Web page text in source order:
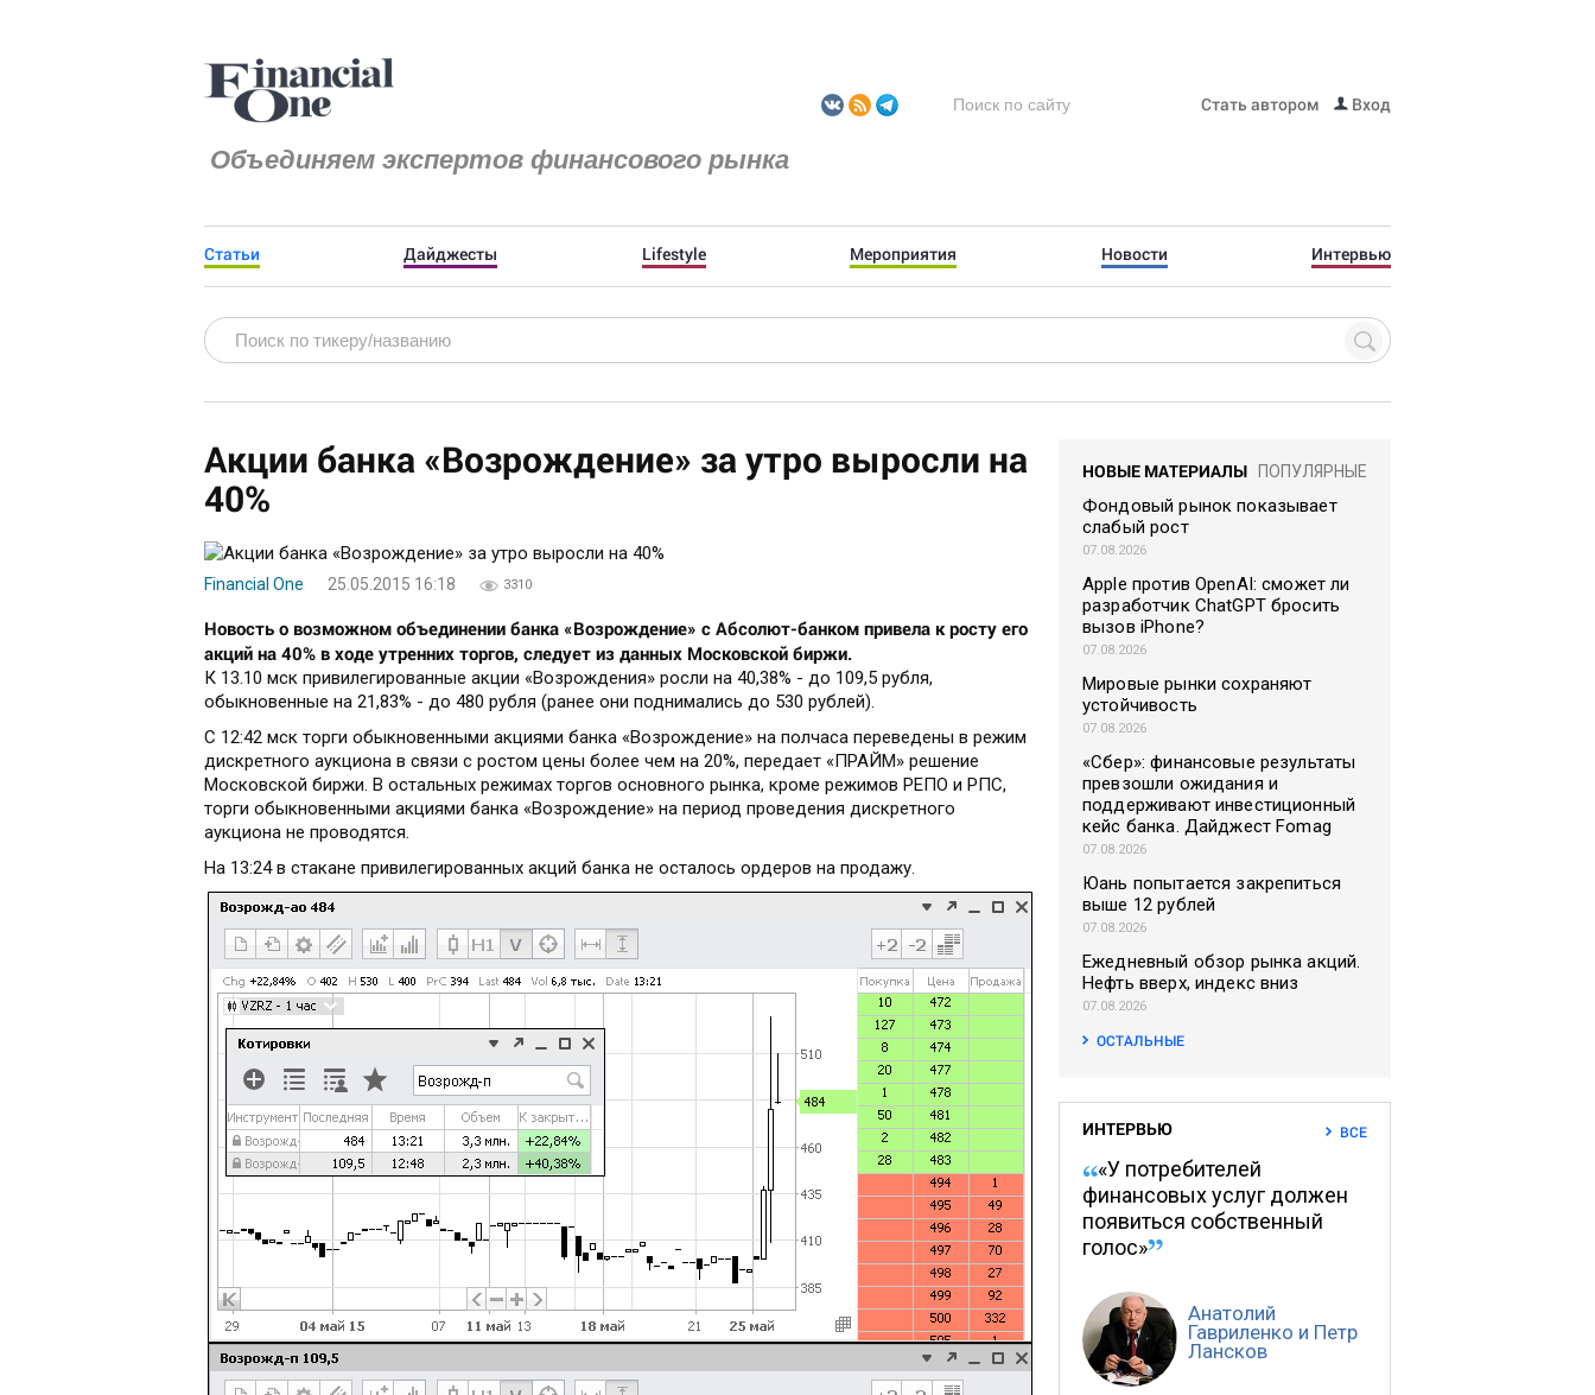
Объединяем экспертов финансового рынка
Стать автором Вход
Статьи Дайджесты Lifestyle Мероприятия Новости Интервью
Акции банка «Возрождение» за утро выросли на
40%
Financial One 25.05.2015 16:18 3310
Новость о возможном объединении банка «Возрождение» с Абсолют-банком привела к росту его
акций на 40% в ходе утренних торгов, следует из данных Московской биржи.
К 13.10 мск привилегированные акции «Возрождения» росли на 40,38% - до 109,5 рубля,
обыкновенные на 21,83% - до 480 рубля (ранее они поднимались до 530 рублей).
С 12:42 мск торги обыкновенными акциями банка «Возрождение» на полчаса переведены в режим
дискретного аукциона в связи с ростом цены более чем на 20%, передает «ПРАЙМ» решение
Московской биржи. В остальных режимах торгов основного рынка, кроме режимов РЕПО и РПС,
торги обыкновенными акциями банка «Возрождение» на период проведения дискретного
аукциона не проводятся.
На 13:24 в стакане привилегированных акций банка не осталось ордеров на продажу.
НОВЫЕ МАТЕРИАЛЫ ПОПУЛЯРНЫЕ
Фондовый рынок показывает
слабый рост
07.08.2026
Apple против OpenAI: сможет ли
разработчик ChatGPT бросить
вызов iPhone?
07.08.2026
Мировые рынки сохраняют
устойчивость
07.08.2026
«Сбер»: финансовые результаты
превзошли ожидания и
поддерживают инвестиционный
кейс банка. Дайджест Fomag
07.08.2026
Юань попытается закрепиться
выше 12 рублей
07.08.2026
Ежедневный обзор рынка акций.
Нефть вверх, индекс вниз
07.08.2026
ОСТАЛЬНЫЕ
ИНТЕРВЬЮ ВСЕ
«У потребителей
финансовых услуг должен
появиться собственный
голос»
Анатолий
Гавриленко и Петр
Лансков